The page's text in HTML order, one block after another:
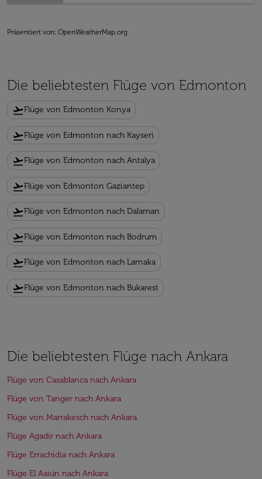
Präsentiert von: OpenWeatherMap.org
Die beliebtesten Flüge von Edmonton
flight_takeoffFlüge von Edmonton Konya
flight_takeoffFlüge von Edmonton nach Kayseri
flight_takeoffFlüge von Edmonton nach Antalya
flight_takeoffFlüge von Edmonton Gaziantep
flight_takeoffFlüge von Edmonton nach Dalaman
flight_takeoffFlüge von Edmonton nach Bodrum
flight_takeoffFlüge von Edmonton nach Larnaka
flight_takeoffFlüge von Edmonton nach Bukarest
Die beliebtesten Flüge nach Ankara
Flüge von Casablanca nach Ankara
Flüge von Tanger nach Ankara
Flüge von Marrakesch nach Ankara
Flüge Agadir nach Ankara
Flüge Errachidia nach Ankara
Flüge El Aaiún nach Ankara